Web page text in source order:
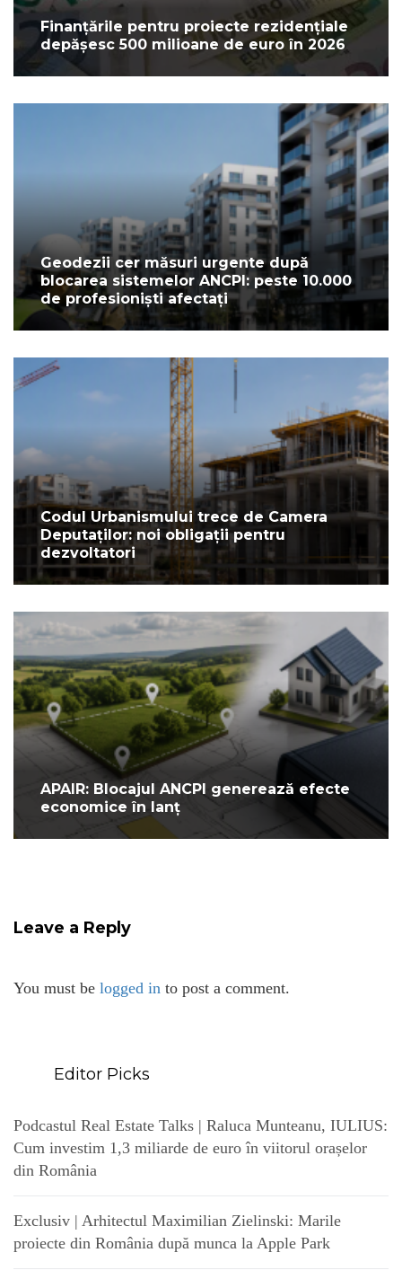
Finanțările pentru proiecte rezidențiale
depășesc 500 milioane de euro în 2026
Geodezii cer măsuri urgente după
blocarea sistemelor ANCPI: peste 10.000
de profesioniști afectați
Codul Urbanismului trece de Camera
Deputaților: noi obligații pentru
dezvoltatori
APAIR: Blocajul ANCPI generează efecte
economice în lanț
Leave a Reply
You must be logged in to post a comment.
Editor Picks
Podcastul Real Estate Talks | Raluca Munteanu, IULIUS:
Cum investim 1,3 miliarde de euro în viitorul orașelor
din România
Exclusiv | Arhitectul Maximilian Zielinski: Marile
proiecte din România după munca la Apple Park